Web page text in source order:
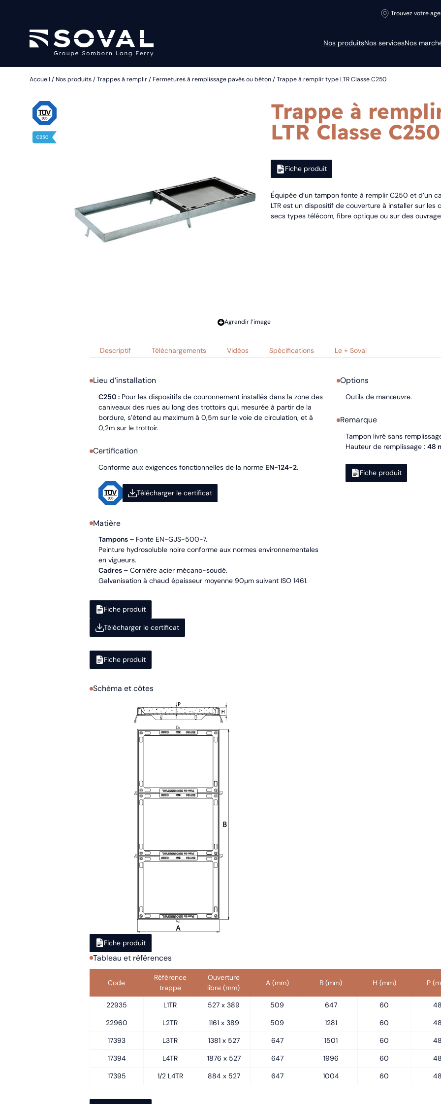
Trouvez votre
Nos produitsNos servicesNos
Accueil / Nos produits/Trappes à remplir/ Fermetures à remplissage pavés ou béton/ Trappe à remplir type LTR Classe C250
Agrandir l’image
Trappe à
LTR Classe C250
Fiche produit
Équipée d’un tampon fonte à remplir C250 et d’un
LTR est un dispositif de couverture à installer sur les
secs types télécom, fibre optique ou sur des
Descriptif Téléchargements Vidéos Spécifications Le + Soval
Lieu d’installation
C250 :Pour les dispositifs de couronnement installés dans la zone des
caniveaux des rues au long des trottoirs qui, mesurée à partir de la
bordure, s’étend au maximum à 0,5m sur le voie de circulation, et à
0,2m sur le trottoir.
Certification
Conforme aux exigences fonctionnelles de la norme EN-124-2.
Télécharger le certificat
Matière
Tampons – Fonte EN-GJS-500-7.
Peinture hydrosoluble noire conforme aux normes environnementales
en vigueurs.
Cadres – Cornière acier mécano-soudé.
Galvanisation à chaud épaisseur moyenne 90µm suivant ISO 1461.
Options
Outils de manœuvre.
Remarque
Tampon livré sans
Hauteur de remplissage : 48
Fiche produit
Fiche produit
Télécharger le certificat
Fiche produit
Schéma et côtes
Fiche produit
Tableau et références
Code
Référence
trappe
Ouverture
libre (mm)
A (mm) B (mm) H (mm) P
22935 L1TR 527 x 389 509 647 60
22960
L2TR 1161 x 389 509 1281 60
17393
L3TR 1381 x 527 647 1501 60
17394
L4TR 1876 x 527 647 1996 60
17395
1/2 L4TR 884 x 527 647 1004 60